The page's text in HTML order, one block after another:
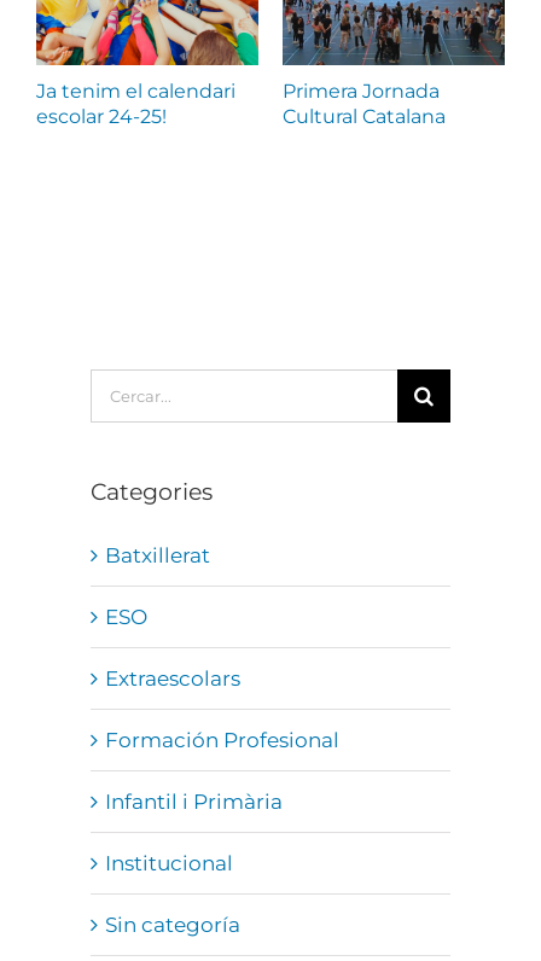
Ja tenim el calendari
escolar 24-25!
Primera Jornada
Cultural Catalana
Cerca
…
Categories
Batxillerat
ESO
Extraescolars
Formación Profesional
Infantil i Primària
Institucional
Sin categoría